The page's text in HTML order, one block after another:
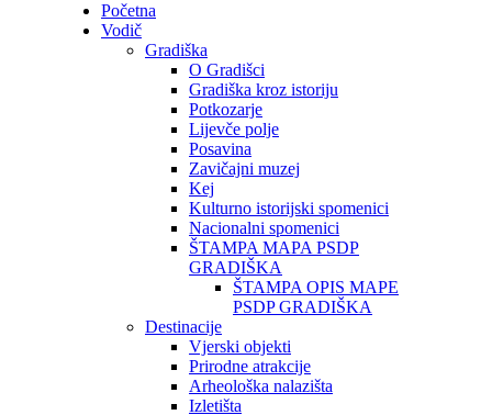
Početna
Vodič
Gradiška
O Gradišci
Gradiška kroz istoriju
Potkozarje
Lijevče polje
Posavina
Zavičajni muzej
Kej
Kulturno istorijski spomenici
Nacionalni spomenici
ŠTAMPA MAPA PSDP
GRADIŠKA
ŠTAMPA OPIS MAPE
PSDP GRADIŠKA
Destinacije
Vjerski objekti
Prirodne atrakcije
Arheološka nalazišta
Izletišta